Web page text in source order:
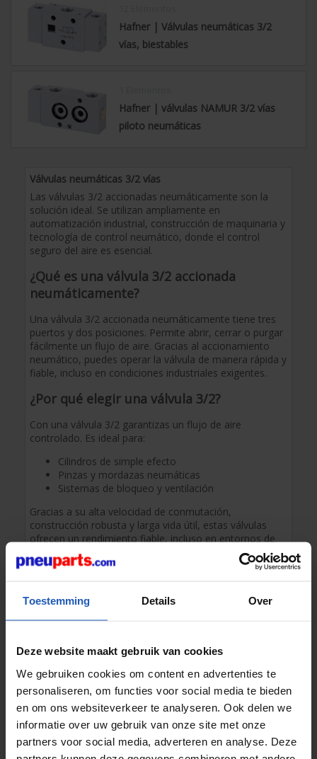
Toestemming Details Over
Deze website maakt gebruik van cookies
We gebruiken cookies om content en advertenties te
personaliseren, om functies voor social media te bieden
en om ons websiteverkeer te analyseren. Ook delen we
informatie over uw gebruik van onze site met onze
partners voor social media, adverteren en analyse. Deze
Hafner | Válvulas neumáticas 3/2
vías, biestables
Hafner | válvulas NAMUR 3/2 vías
piloto neumáticas
Válvulas neumáticas 3/2 vías
Las válvulas 3/2 accionadas neumáticamente son la
solución ideal. Se utilizan ampliamente en
automatización industrial, construcción de maquinaria y
tecnología de control neumático, donde el control
seguro del aire es esencial.
¿Qué es una válvula 3/2 accionada
neumáticamente?
Una válvula 3/2 accionada neumáticamente tiene tres
puertos y dos posiciones. Permite abrir, cerrar o purgar
fácilmente un flujo de aire. Gracias al accionamiento
neumático, puedes operar la válvula de manera rápida y
fiable, incluso en condiciones industriales exigentes.
¿Por qué elegir una válvula 3/2?
Con una válvula 3/2 garantizas un flujo de aire
controlado. Es ideal para:
Cilindros de simple efecto
Pinzas y mordazas neumáticas
Sistemas de bloqueo y ventilación
Gracias a su alta velocidad de conmutación,
construcción robusta y larga vida útil, estas válvulas
ofrecen un rendimiento fiable, incluso en entornos de
producción intensivos.
Control preciso del flujo de aire
Alta velocidad de conmutación
Larga vida útil y mínima inactividad
Instalación sencilla
Aplicaciones de las válvulas 3/2
accionadas neumáticamente
Las válvulas 3/2 se utilizan en diversos sectores, como:
Construcción de máquinas